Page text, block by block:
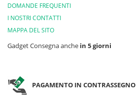
DOMANDE FREQUENTI
I NOSTRI CONTATTI
MAPPA DEL SITO
Gadget Consegna anche in 5 giorni
PAGAMENTO IN CONTRASSEGNO